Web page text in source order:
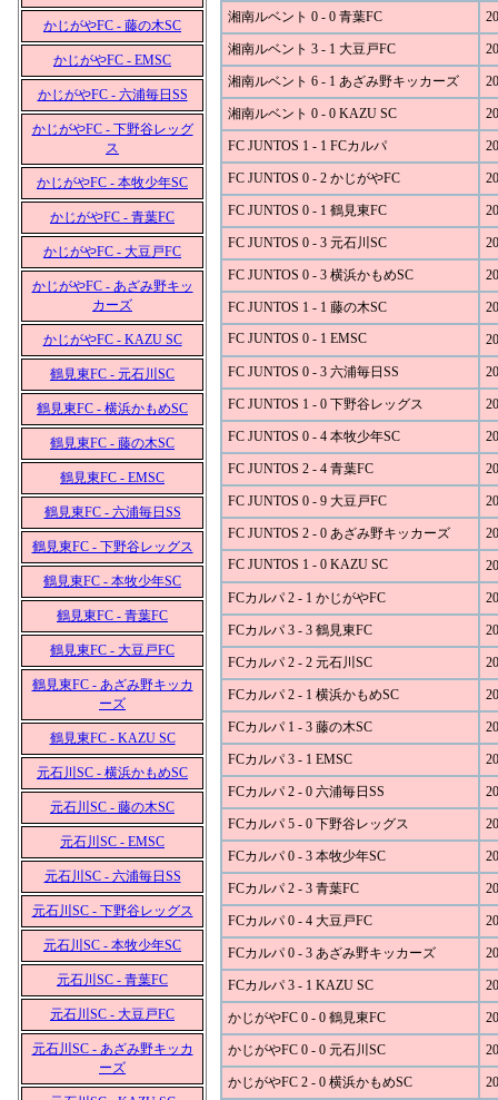
かじがやFC - 藤の木SC
かじがやFC - EMSC
かじがやFC - 六浦毎日SS
かじがやFC - 下野谷レッグ
ス
かじがやFC - 本牧少年SC
かじがやFC - 青葉FC
かじがやFC - 大豆戸FC
かじがやFC - あざみ野キッ
カーズ
かじがやFC - KAZU SC
鶴見東FC - 元石川SC
鶴見東FC - 横浜かもめSC
鶴見東FC - 藤の木SC
鶴見東FC - EMSC
鶴見東FC - 六浦毎日SS
鶴見東FC - 下野谷レッグス
鶴見東FC - 本牧少年SC
鶴見東FC - 青葉FC
鶴見東FC - 大豆戸FC
鶴見東FC - あざみ野キッカ
ーズ
鶴見東FC - KAZU SC
元石川SC - 横浜かもめSC
元石川SC - 藤の木SC
元石川SC - EMSC
元石川SC - 六浦毎日SS
元石川SC - 下野谷レッグス
元石川SC - 本牧少年SC
元石川SC - 青葉FC
元石川SC - 大豆戸FC
元石川SC - あざみ野キッカ
ーズ
湘南ルベント 0 - 0 青葉FC
湘南ルベント 3 - 1 大豆戸FC
湘南ルベント 6 - 1 あざみ野キッカーズ
湘南ルベント 0 - 0 KAZU SC
FC JUNTOS 1 - 1 FCカルパ
FC JUNTOS 0 - 2 かじがやFC
FC JUNTOS 0 - 1 鶴見東FC
FC JUNTOS 0 - 3 元石川SC
FC JUNTOS 0 - 3 横浜かもめSC
FC JUNTOS 1 - 1 藤の木SC
FC JUNTOS 0 - 1 EMSC
FC JUNTOS 0 - 3 六浦毎日SS
FC JUNTOS 1 - 0 下野谷レッグス
FC JUNTOS 0 - 4 本牧少年SC
FC JUNTOS 2 - 4 青葉FC
FC JUNTOS 0 - 9 大豆戸FC
FC JUNTOS 2 - 0 あざみ野キッカーズ
FC JUNTOS 1 - 0 KAZU SC
FCカルパ 2 - 1 かじがやFC
FCカルパ 3 - 3 鶴見東FC
FCカルパ 2 - 2 元石川SC
FCカルパ 2 - 1 横浜かもめSC
FCカルパ 1 - 3 藤の木SC
FCカルパ 3 - 1 EMSC
FCカルパ 2 - 0 六浦毎日SS
FCカルパ 5 - 0 下野谷レッグス
FCカルパ 0 - 3 本牧少年SC
FCカルパ 2 - 3 青葉FC
FCカルパ 0 - 4 大豆戸FC
FCカルパ 0 - 3 あざみ野キッカーズ
FCカルパ 3 - 1 KAZU SC
かじがやFC 0 - 0 鶴見東FC
かじがやFC 0 - 0 元石川SC
かじがやFC 2 - 0 横浜かもめSC